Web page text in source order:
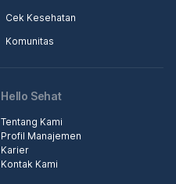
Cek Kesehatan
Komunitas
Hello Sehat
Tentang Kami
Profil Manajemen
Karier
Kontak Kami